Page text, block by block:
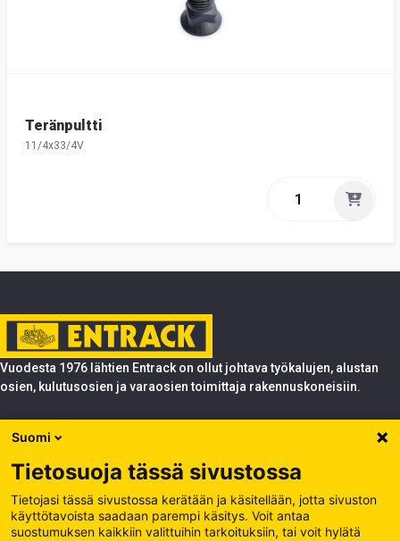
Teränpultti
11/4x33/4V
Vuodesta 1976 lähtien Entrack on ollut johtava työkalujen, alustan
osien, kulutusosien ja varaosien toimittaja rakennuskoneisiin.
Tuotteet
Entrack
Käsittele evästeitä
Tietosuojakäytäntö
Suomi
Tietosuoja tässä sivustossa
Tietojasi tässä sivustossa kerätään ja käsitellään, jotta sivuston
käyttötavoista saadaan parempi käsitys. Voit antaa
suostumuksen kaikkiin valittuihin tarkoituksiin, tai voit hylätä